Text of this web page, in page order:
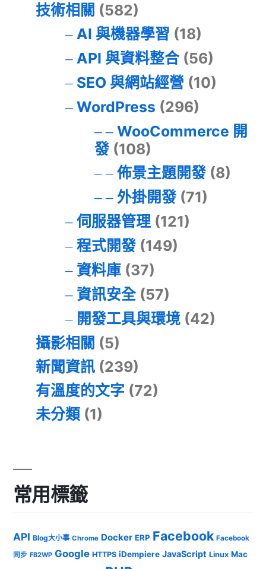
技術相關 (582)
AI 與機器學習 (18)
API 與資料整合(56)
SEO 與網站經營 (10)
WordPress (296)
WooCommerce 開
發(108)
佈景主題開發(8)
外掛開發(71)
伺服器管理(121)
程式開發(149)
資料庫(37)
資訊安全(57)
開發工具與環境(42)
攝影相關 (5)
新聞資訊 (239)
有溫度的文字 (72)
未分類 (1)
常用標籤
API Blog大小事 Chrome Docker ERP Facebook Facebook
同步 FB2WP Google HTTPS iDempiere JavaScript Linux Mac